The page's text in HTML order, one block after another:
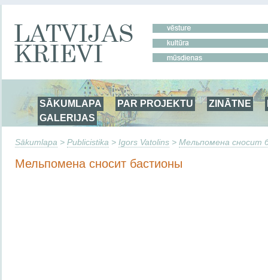
SĀKUMLAPA PAR PROJEKTU ZINĀTNE
GALERIJAS
Sākumlapa > Publicistika > Igors Vatolins > Мельпомена сносит
Мельпомена сносит бастионы